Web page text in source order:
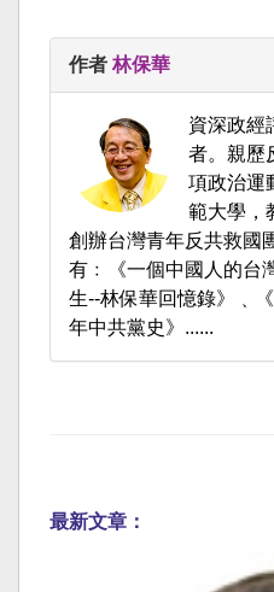
作者 林保華
資深政經
者。親歷
項政治運
範大學，
創辦台灣青年反共救國
有﹕《一個中國人的台
生--林保華回憶錄》﹑
年中共黨史》......
最新文章：